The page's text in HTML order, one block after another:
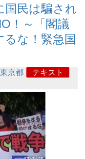
国民は騙され
！～「閣議
るな！緊急国
東京都
テキスト